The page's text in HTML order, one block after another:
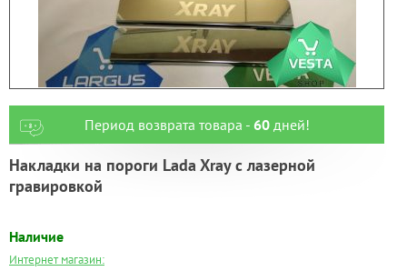
Период возврата товара - 60дней!
Накладки на пороги Lada Xray с лазерной
гравировкой
Наличие
Интернет магазин: